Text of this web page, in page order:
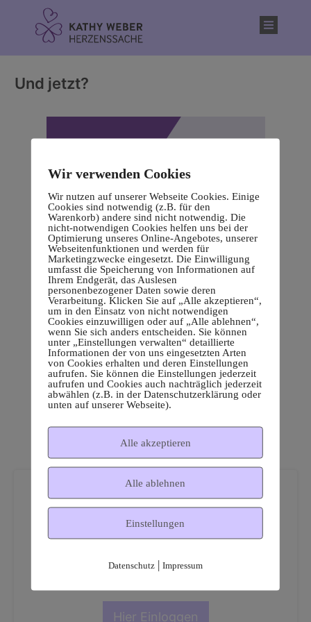
Und jetzt?
Dies ist ein geschützter
Mitgliederbereich!
Hier Einloggen
Wir verwenden Cookies
Wir nutzen auf unserer Webseite Cookies. Einige
Cookies sind notwendig (z.B. für den
Warenkorb) andere sind nicht notwendig. Die
nicht-notwendigen Cookies helfen uns bei der
Optimierung unseres Online-Angebotes, unserer
Webseitenfunktionen und werden für
Marketingzwecke eingesetzt. Die Einwilligung
umfasst die Speicherung von Informationen auf
Ihrem Endgerät, das Auslesen
personenbezogener Daten sowie deren
Verarbeitung. Klicken Sie auf „Alle akzeptieren“,
um in den Einsatz von nicht notwendigen
Cookies einzuwilligen oder auf „Alle ablehnen“,
wenn Sie sich anders entscheiden. Sie können
unter „Einstellungen verwalten“ detaillierte
Informationen der von uns eingesetzten Arten
von Cookies erhalten und deren Einstellungen
aufrufen. Sie können die Einstellungen jederzeit
aufrufen und Cookies auch nachträglich jederzeit
abwählen (z.B. in der Datenschutzerklärung oder
unten auf unserer Webseite).
Alle akzeptieren
Alle ablehnen
Einstellungen
Datenschutz| Impressum